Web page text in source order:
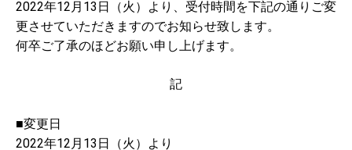
2022年12月13日（火）より、受付時間を下記の通りご変
更させていただきますのでお知らせ致します。
何卒ご了承のほどお願い申し上げます。
記
■変更日
2022年12月13日（火）より